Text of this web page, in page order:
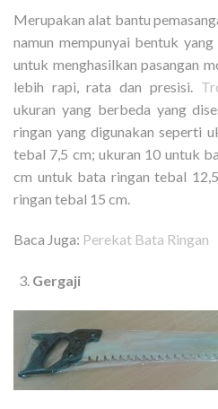
Merupakan alat bantu
namun mempunyai bentuk
untuk menghasilkan pasangan
lebih rapi, rata dan presisi.
ukuran yang berbeda yang
ringan yang digunakan seperti
tebal 7,5 cm; ukuran 10 untuk
cm untuk bata ringan tebal
ringan tebal 15 cm.
Baca Juga: Perekat Bata Ringan
Gergaji